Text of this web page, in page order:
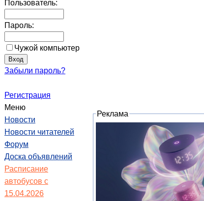
Пользователь:
Пароль:
Чужой компьютер
Забыли пароль?
Регистрация
Меню
Новости
Новости читателей
Форум
Доска объявлений
Расписание
автобусов с
15.04.2026
Реклама